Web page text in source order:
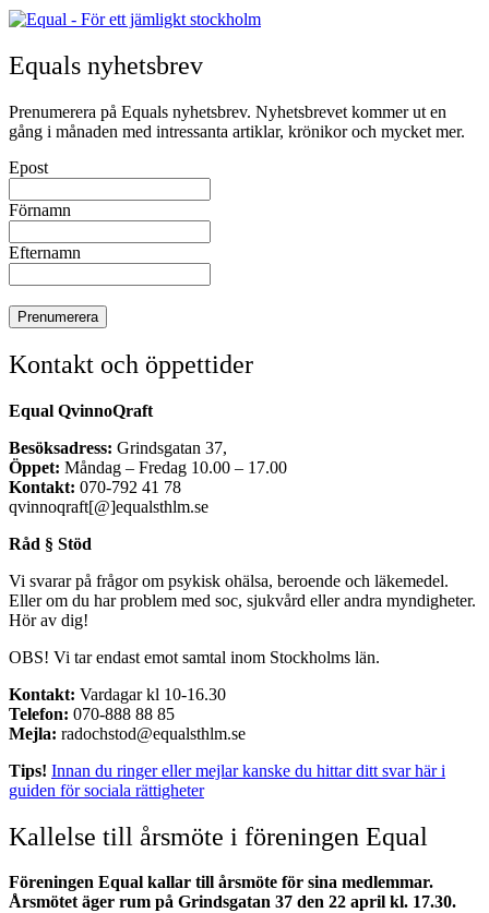
Equals nyhetsbrev
Prenumerera på Equals nyhetsbrev. Nyhetsbrevet kommer ut en
gång i månaden med intressanta artiklar, krönikor och mycket mer.
Epost
Förnamn
Efternamn
Kontakt och öppettider
Equal QvinnoQraft
Besöksadress: Grindsgatan 37,
Öppet: Måndag – Fredag 10.00 – 17.00
Kontakt: 070-792 41 78
qvinnoqraft[@]equalsthlm.se
Råd § Stöd
Vi svarar på frågor om psykisk ohälsa, beroende och läkemedel.
Eller om du har problem med soc, sjukvård eller andra myndigheter.
Hör av dig!
OBS! Vi tar endast emot samtal inom Stockholms län.
Kontakt: Vardagar kl 10-16.30
Telefon: 070-888 88 85
Mejla: radochstod@equalsthlm.se
Tips! Innan du ringer eller mejlar kanske du hittar ditt svar här i
guiden för sociala rättigheter
Kallelse till årsmöte i föreningen Equal
Föreningen Equal kallar till årsmöte för sina medlemmar.
Årsmötet äger rum på Grindsgatan 37 den 22 april kl. 17.30.